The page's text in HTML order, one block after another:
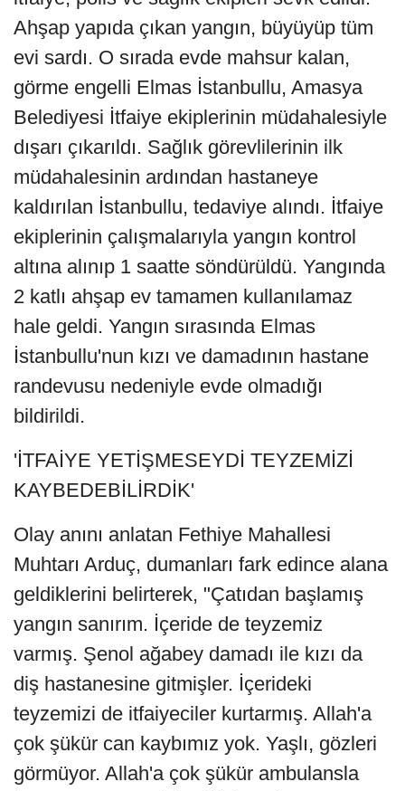
Ahşap yapıda çıkan yangın, büyüyüp tüm
evi sardı. O sırada evde mahsur kalan,
görme engelli Elmas İstanbullu, Amasya
Belediyesi İtfaiye ekiplerinin müdahalesiyle
dışarı çıkarıldı. Sağlık görevlilerinin ilk
müdahalesinin ardından hastaneye
kaldırılan İstanbullu, tedaviye alındı. İtfaiye
ekiplerinin çalışmalarıyla yangın kontrol
altına alınıp 1 saatte söndürüldü. Yangında
2 katlı ahşap ev tamamen kullanılamaz
hale geldi. Yangın sırasında Elmas
İstanbullu'nun kızı ve damadının hastane
randevusu nedeniyle evde olmadığı
bildirildi.
'İTFAİYE YETİŞMESEYDİ TEYZEMİZİ
KAYBEDEBİLİRDİK'
Olay anını anlatan Fethiye Mahallesi
Muhtarı Arduç, dumanları fark edince alana
geldiklerini belirterek, "Çatıdan başlamış
yangın sanırım. İçeride de teyzemiz
varmış. Şenol ağabey damadı ile kızı da
diş hastanesine gitmişler. İçerideki
teyzemizi de itfaiyeciler kurtarmış. Allah'a
çok şükür can kaybımız yok. Yaşlı, gözleri
görmüyor. Allah'a çok şükür ambulansla